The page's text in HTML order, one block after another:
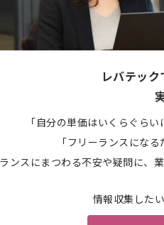
レバテッ
「自分の単価はいくらぐら
「フリーランスにな
ンスにまつわる不安や疑問に、
情報収集した